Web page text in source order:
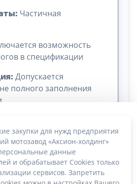
Частичная
возможность
в спецификации
Допускается
полного заполнения
закупки для нужд предприятия
мотозавод «Аксион-холдинг»
данные
и обрабатывает Cookies только
сервисов. Запретить